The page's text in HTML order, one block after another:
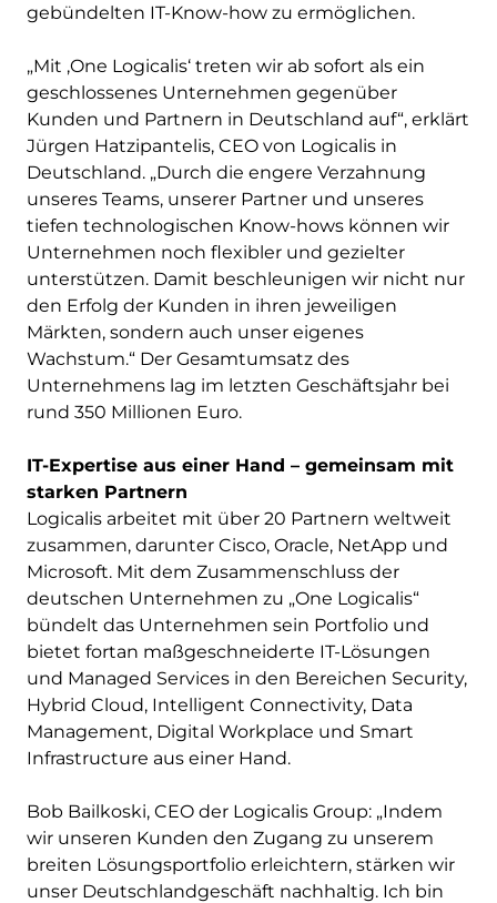
gebündelten IT-Know-how zu ermöglichen.
„Mit ‚One Logicalis‘ treten wir ab sofort als ein
geschlossenes Unternehmen gegenüber
Kunden und Partnern in Deutschland auf“, erklärt
Jürgen Hatzipantelis, CEO von Logicalis in
Deutschland. „Durch die engere Verzahnung
unseres Teams, unserer Partner und unseres
tiefen technologischen Know-hows können wir
Unternehmen noch flexibler und gezielter
unterstützen. Damit beschleunigen wir nicht nur
den Erfolg der Kunden in ihren jeweiligen
Märkten, sondern auch unser eigenes
Wachstum.“ Der Gesamtumsatz des
Unternehmens lag im letzten Geschäftsjahr bei
rund 350 Millionen Euro.
IT-Expertise aus einer Hand – gemeinsam mit
starken Partnern
Logicalis arbeitet mit über 20 Partnern weltweit
zusammen, darunter Cisco, Oracle, NetApp und
Microsoft. Mit dem Zusammenschluss der
deutschen Unternehmen zu „One Logicalis“
bündelt das Unternehmen sein Portfolio und
bietet fortan maßgeschneiderte IT-Lösungen
und Managed Services in den Bereichen Security,
Hybrid Cloud, Intelligent Connectivity, Data
Management, Digital Workplace und Smart
Infrastructure aus einer Hand.
Bob Bailkoski, CEO der Logicalis Group: „Indem
wir unseren Kunden den Zugang zu unserem
breiten Lösungsportfolio erleichtern, stärken wir
unser Deutschlandgeschäft nachhaltig. Ich bin